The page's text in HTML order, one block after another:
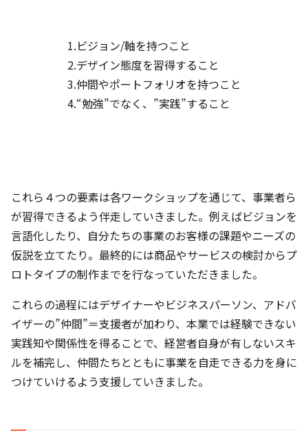
1.ビジョン/軸を持つこと
2.デザイン態度を習得すること
3.仲間やポートフォリオを持つこと
4.“勉強”でなく、”実践”すること
これら４つの要素は各ワークショップを通じて、事業者ら
が習得できるよう伴走していきました。例えばビジョンを
言語化したり、自分たちの事業のお客様の課題やニーズの
仮説を立てたり。最終的には商品やサービスの検討からプ
ロトタイプの制作までを行なっていただきました。
これらの過程にはデザイナーやビジネスパーソン、アドバ
イザーの”仲間”＝支援者が加わり、本業では経験できない
実践知や関係性を得ることで、経営者自身が有しないスキ
ルを補完し、仲間たちとともに事業を自走できる力を身に
つけていけるよう支援していきました。